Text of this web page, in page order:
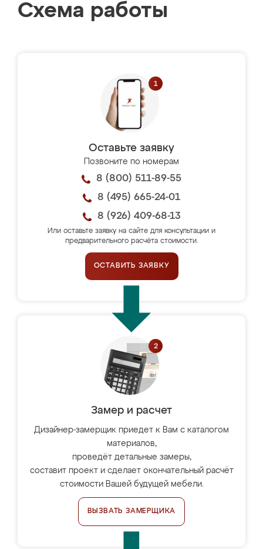
Схема работы
Оставьте заявку
Позвоните по номерам
8 (800) 511-89-55
8 (495) 665-24-01
8 (926) 409-68-13
Или оставьте заявку на сайте для консультации и
предварительного расчёта стоимости.
ОСТАВИТЬ ЗАЯВКУ
Замер и расчет
Дизайнер-замерщик приедет к Вам с каталогом
материалов,
проведёт детальные замеры,
составит проект и сделает окончательный расчёт
стоимости Вашей будущей мебели.
ВЫЗВАТЬ ЗАМЕРЩИКА